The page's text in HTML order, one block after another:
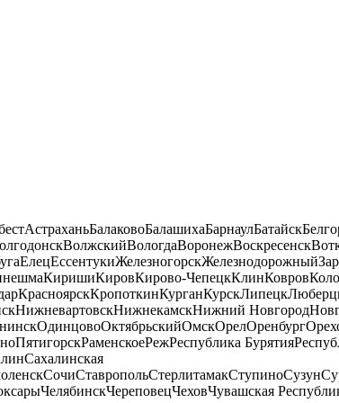
АстраханьБалаковоБалашихаБарнаулБатайск
ВолжскийВологдаВоронежВоскресенск
ЕлецЕссентукиЖелезногорскЖелезнодорожный
КиришиКировКирово-ЧепецкКлинКовров
КрасноярскКропоткинКурганКурскЛипецк
НижневартовскНижнекамскНижний Новгород
ОдинцовоОктябрьскийОмскОрелОренбург
ПятигорскРаменскоеРежРеспублика Бурятия
Сахалинская
СочиСтавропольСтерлитамакСтупиноСузун
ЧелябинскЧереповецЧеховЧувашская